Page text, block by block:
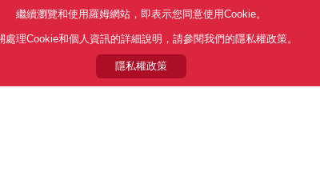
Sustainability 新聞
繼續瀏覽和使用羅姆網站，即表示您同意使用Cookie。
處理Cookie和個人資訊的詳細說明，請參閱我們的隱私權政策。
隱私權政策